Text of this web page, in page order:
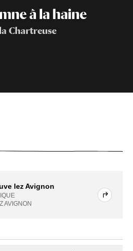
à la haine
Chartreuse
lez Avignon
AVIGNON